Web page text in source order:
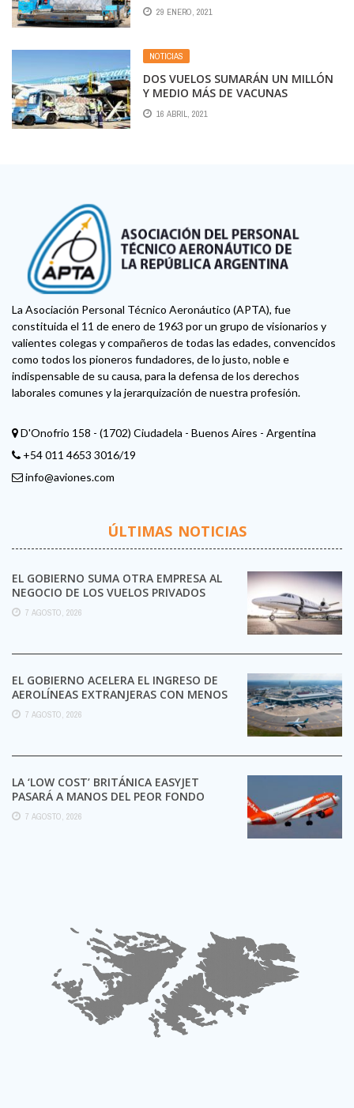
29 ENERO, 2021
NOTICIAS
DOS VUELOS SUMARÁN UN MILLÓN
Y MEDIO MÁS DE VACUNAS
16 ABRIL, 2021
La Asociación Personal Técnico Aeronáutico (APTA), fue
constituida el 11 de enero de 1963 por un grupo de visionarios y
valientes colegas y compañeros de todas las edades, convencidos
como todos los pioneros fundadores, de lo justo, noble e
indispensable de su causa, para la defensa de los derechos
laborales comunes y la jerarquización de nuestra profesión.
D'Onofrio 158 - (1702) Ciudadela - Buenos Aires - Argentina
+54 011 4653 3016/19
info@aviones.com
ÚLTIMAS NOTICIAS
EL GOBIERNO SUMA OTRA EMPRESA AL
NEGOCIO DE LOS VUELOS PRIVADOS
7 AGOSTO, 2026
EL GOBIERNO ACELERA EL INGRESO DE
AEROLÍNEAS EXTRANJERAS CON MENOS
TRÁMITES
7 AGOSTO, 2026
LA ‘LOW COST’ BRITÁNICA EASYJET
PASARÁ A MANOS DEL PEOR FONDO
POSIBLE:
7 AGOSTO, 2026